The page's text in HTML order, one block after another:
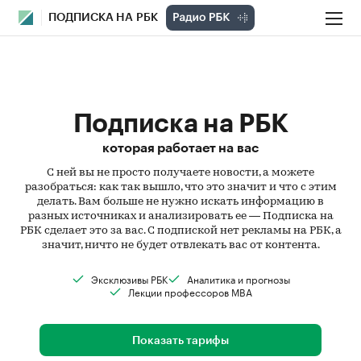
ПОДПИСКА НА РБК
Подписка на РБК
которая работает на вас
С ней вы не просто получаете новости, а можете
разобраться: как так вышло, что это значит и что с этим
делать. Вам больше не нужно искать информацию в
разных источниках и анализировать ее — Подписка на
РБК сделает это за вас. С подпиской нет рекламы на РБК, а
значит, ничто не будет отвлекать вас от контента.
Эксклюзивы РБК
Аналитика и прогнозы
Лекции профессоров MBA
Показать тарифы